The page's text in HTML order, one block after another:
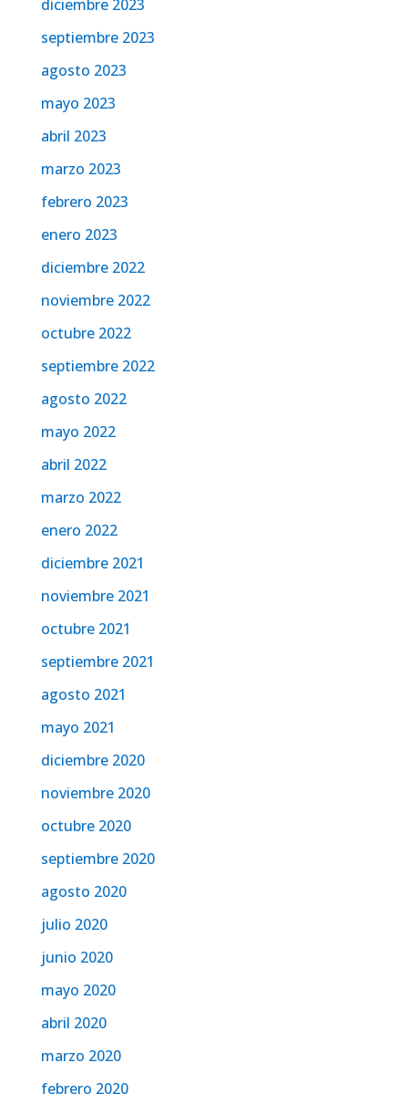
diciembre 2023
septiembre 2023
agosto 2023
mayo 2023
abril 2023
marzo 2023
febrero 2023
enero 2023
diciembre 2022
noviembre 2022
octubre 2022
septiembre 2022
agosto 2022
mayo 2022
abril 2022
marzo 2022
enero 2022
diciembre 2021
noviembre 2021
octubre 2021
septiembre 2021
agosto 2021
mayo 2021
diciembre 2020
noviembre 2020
octubre 2020
septiembre 2020
agosto 2020
julio 2020
junio 2020
mayo 2020
abril 2020
marzo 2020
febrero 2020